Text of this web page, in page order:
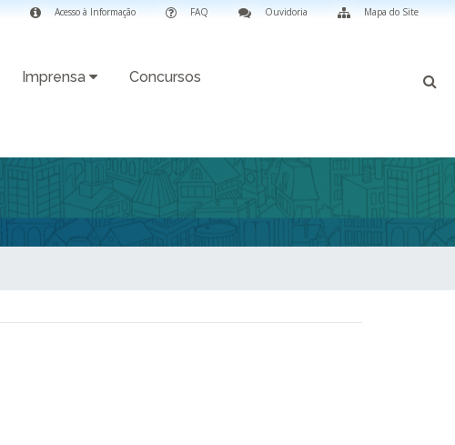
Mapa do Site
Ouvidoria
FAQ
Acesso à Informação
Imprensa Concursos